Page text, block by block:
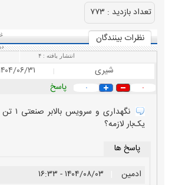
تعداد بازديد : ۷۷۳
نظرات بينندگان
انتشار یافته :۴
شیری | ۱۴۰۴/۰۶/۳۱ -
۰ ۰
پاسخ
یک‌بار لازمه؟
پاسخ ها
ادمین
۱۴۰۴/۰۸/۰۳ - ۱۶:۳۳